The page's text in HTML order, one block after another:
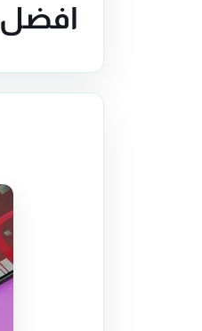
افضل 5 العاب خفيفه للاندرويد